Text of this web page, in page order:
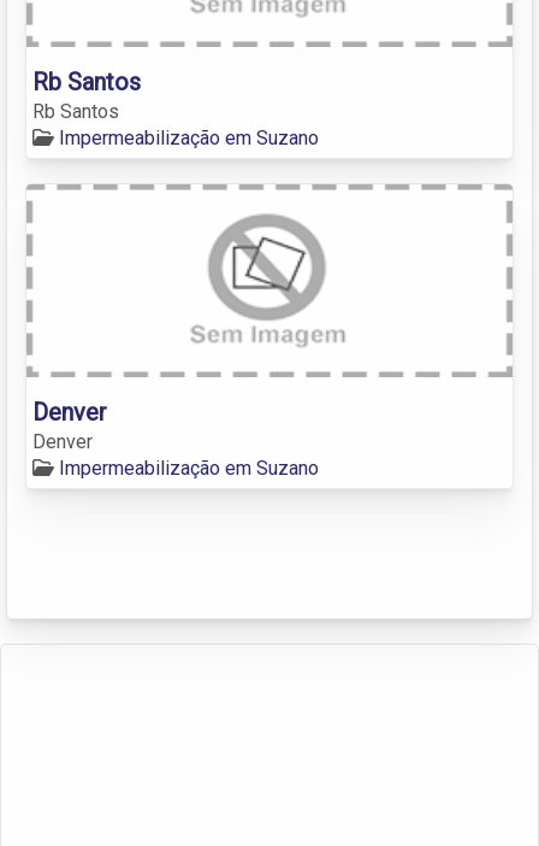
Rb Santos
Rb Santos
Impermeabilização em Suzano
Denver
Denver
Impermeabilização em Suzano